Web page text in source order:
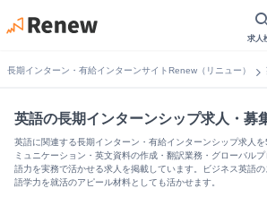
求人
長期インターン・有給インターンサイトRenew（リニュー） chevron_right
英語の長期インターンシップ求人・募
英語に関連する長期インターン・有給インターンシップ求人
ミュニケーション・英文資料の作成・翻訳業務・グローバル
語力を実務で活かせる求人を掲載しています。ビジネス英語の
語学力を就活のアピール材料としても活かせます。